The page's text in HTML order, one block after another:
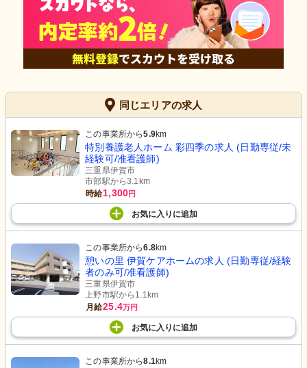
同じエリアの求人
この事業所から5.9km
特別養護老人ホーム 彩四季の求人 (日勤専従/未
経験可/准看護師)
三重県伊賀市
市部駅から3.1km
時給1,300円
お気に入り に追加
この事業所から6.8km
憩いの里 伊賀ケアホームの求人 (日勤専従/経験
者のみ可/准看護師)
三重県伊賀市
上野市駅から1.1km
月給25.4万円
お気に入り に追加
この事業所から8.1km